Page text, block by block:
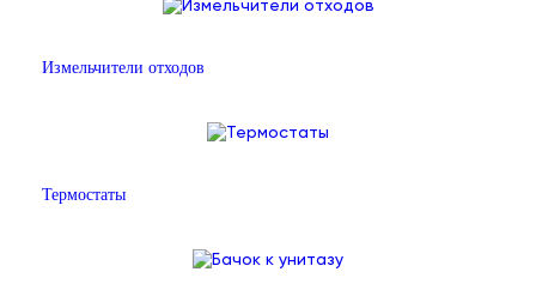
Измельчители отходов
Термостаты